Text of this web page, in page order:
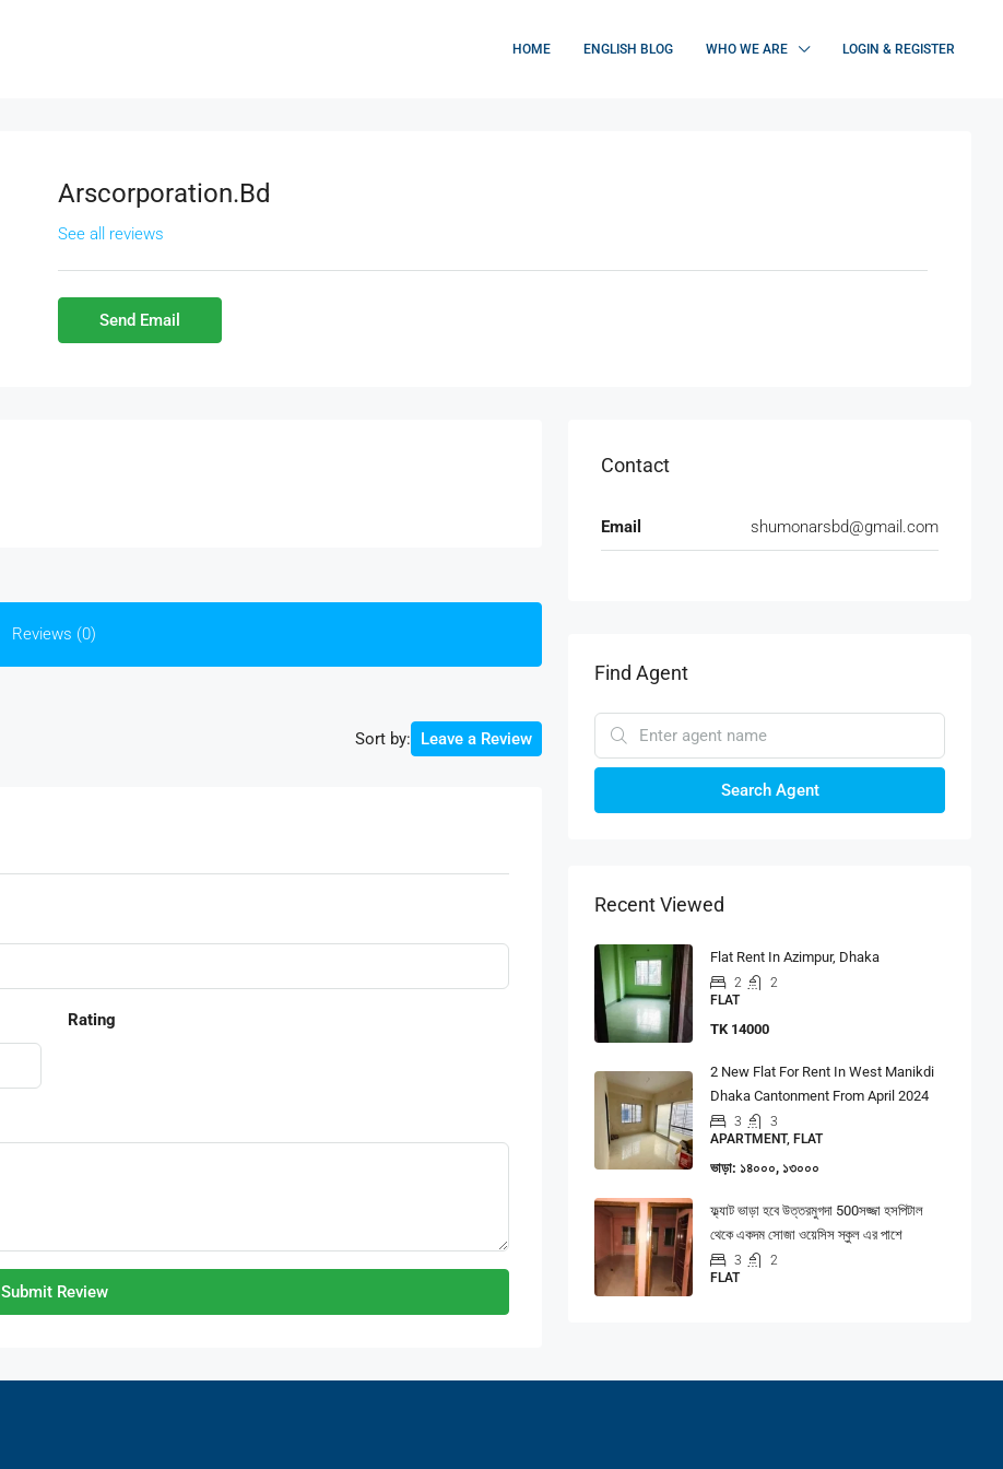
HOME ENGLISH BLOG WHO WE ARE LOGIN & REGISTER
Arscorporation.bd
See all reviews
Send Email
Reviews (0)
Sort by: Leave a Review
Rating
Submit Review
Contact
Email shumonarsbd@gmail.com
Find Agent
Search Agent
Recent Viewed
Flat Rent In Azimpur, Dhaka
2
2
FLAT
TK 14000
2 New Flat For Rent In West Manikdi
Dhaka Cantonment From April 2024
3
3
APARTMENT, FLAT
ভাড়া: ১৪০০০, ১৩০০০
ফ্ল্যাট ভাড়া হবে উত্তরমুগদা 500সজ্জা হসপিটাল
থেকে একদম সোজা ওয়েসিস স্কুল এর পাশে
3
2
FLAT